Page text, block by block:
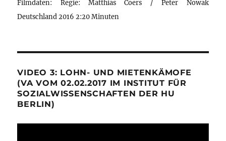
Filmdaten: Regie: Matthias Coers / Peter Nowak
Deutschland 2016 2:20 Minuten
VIDEO 3: LOHN- UND MIETENKÄMOFE
(VA VOM 02.02.2017 IM INSTITUT FÜR
SOZIALWISSENSCHAFTEN DER HU
BERLIN)